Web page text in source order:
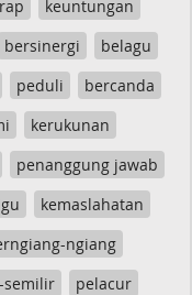
keuntungan
bersinergi
belagu
peduli
bercanda
kerukunan
penanggung jawab
kemaslahatan
ngiang
pelacur